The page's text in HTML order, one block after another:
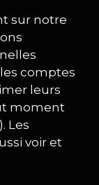
sur notre
comptes
leurs
moment
Les
voir et